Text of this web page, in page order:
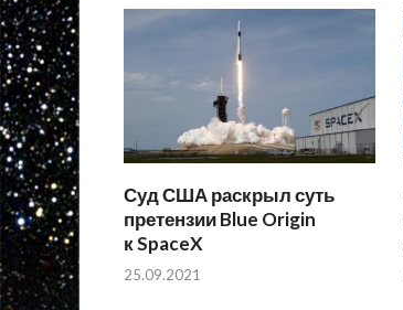
Суд США раскрыл суть
претензии Blue Origin
к SpaceX
25.09.2021